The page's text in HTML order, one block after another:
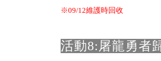
※09/12維護時回收
活動8:屠龍勇者